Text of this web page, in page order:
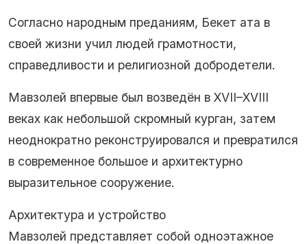
Согласно народным преданиям, Бекет ата в
своей жизни учил людей грамотности,
справедливости и религиозной добродетели.
Мавзолей впервые был возведён в XVII–XVIII
веках как небольшой скромный курган, затем
неоднократно реконструировался и превратился
в современное большое и архитектурно
выразительное сооружение.
Архитектура и устройство
Мавзолей представляет собой одноэтажное